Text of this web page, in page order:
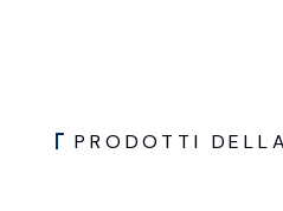
PRODOTTI